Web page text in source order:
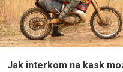
Jak interkom na kask